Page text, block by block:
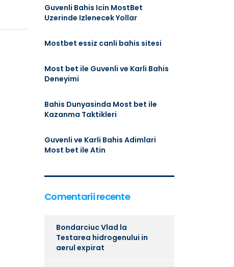
Guvenli Bahis Icin MostBet
Uzerinde Izlenecek Yollar
Mostbet essiz canli bahis sitesi
Most bet ile Guvenli ve Karli Bahis
Deneyimi
Bahis Dunyasinda Most bet ile
Kazanma Taktikleri
Guvenli ve Karli Bahis Adimlari
Most bet ile Atin
Comentarii recente
Bondarciuc Vlad la
Testarea hidrogenului in
aerul expirat